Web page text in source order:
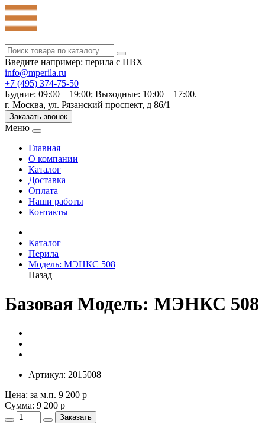
Введите например: перила с ПВХ
info@mperila.ru
+7 (495) 374-75-50
Будние: 09:00 – 19:00; Выходные: 10:00 – 17:00.
г. Москва, ул. Рязанский проспект, д 86/1
Заказать звонок
Меню
Главная
О компании
Каталог
Доставка
Оплата
Наши работы
Контакты
Каталог
Перила
Модель: МЭНКС 508
Назад
Базовая Модель: МЭНКС 508
Артикул: 2015008
Цена: за м.п. 9 200 р
Сумма: 9 200 р
Заказать